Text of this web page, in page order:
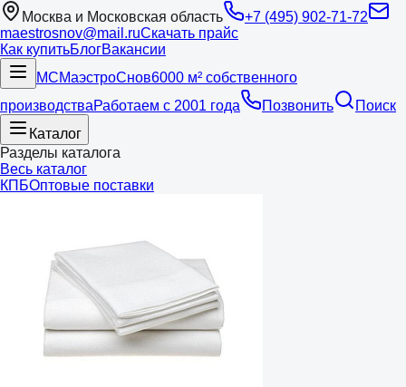
Москва и Московская область
+7 (495) 902-71-72
maestrosnov@mail.ruСкачать прайс
Как купитьБлогВакансии
МСМаэстроСнов6000 м² собственного
производстваРаботаем с 2001 года Позвонить
Поиск
Каталог
Разделы каталога
Весь каталог
КПБОптовые поставки